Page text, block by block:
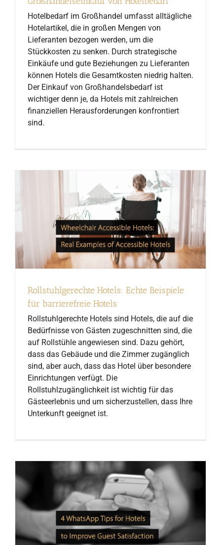
Hotelbedarf im Großhandel umfasst alltägliche
Hotelartikel, die in großen Mengen von
Lieferanten bezogen werden, um die
Stückkosten zu senken. Durch strategische
Einkäufe und gute Beziehungen zu Lieferanten
können Hotels die Gesamtkosten niedrig halten.
Der Einkauf von Großhandelsbedarf ist
wichtiger denn je, da Hotels mit zahlreichen
finanziellen Herausforderungen konfrontiert
sind.
Rollstuhlgerechte Hotels: Echte Beispiele
für barrierefreie Hotels
Rollstuhlgerechte Hotels sind Hotels, die auf die
Bedürfnisse von Gästen zugeschnitten sind, die
auf Rollstühle angewiesen sind. Dazu gehört,
dass das Gebäude und die Zimmer zugänglich
sind, aber auch, dass das Hotel über besondere
Einrichtungen verfügt. Die
Rollstuhlzugänglichkeit ist wichtig für das
Gästeerlebnis und um sicherzustellen, dass Ihre
Unterkunft geeignet ist.